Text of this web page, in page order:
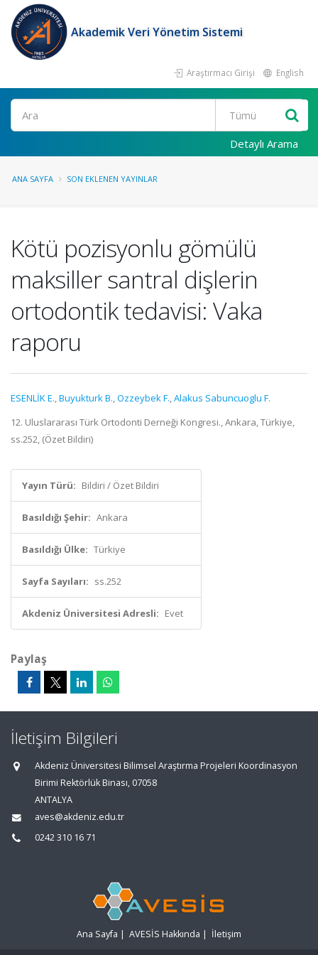
Akademik Veri Yönetim Sistemi
Araştırmacı Girişi English
Ara
Detaylı Arama
ANA SAYFA SON EKLENEN YAYINLAR
Kötü pozisyonlu gömülü
maksiller santral dişlerin
ortodontik tedavisi: Vaka
raporu
ESENLİK E.,Buyukturk B.,Ozzeybek F.,Alakus Sabuncuoglu F.
12. Uluslararası Türk Ortodonti Derneği Kongresi., Ankara, Türkiye,
ss.252, (Özet Bildiri)
Yayın Türü: Bildiri / Özet Bildiri
Basıldığı Şehir: Ankara
Basıldığı Ülke: Türkiye
Sayfa Sayıları: ss.252
Akdeniz Üniversitesi Adresli: Evet
Paylaş
İletişim Bilgileri
Akdeniz Üniversitesi Bilimsel Araştırma Projeleri Koordinasyon
Birimi Rektörlük Binası, 07058
ANTALYA
aves@akdeniz.edu.tr
0242 310 16 71
Ana Sayfa | AVESİS Hakkında | İletişim